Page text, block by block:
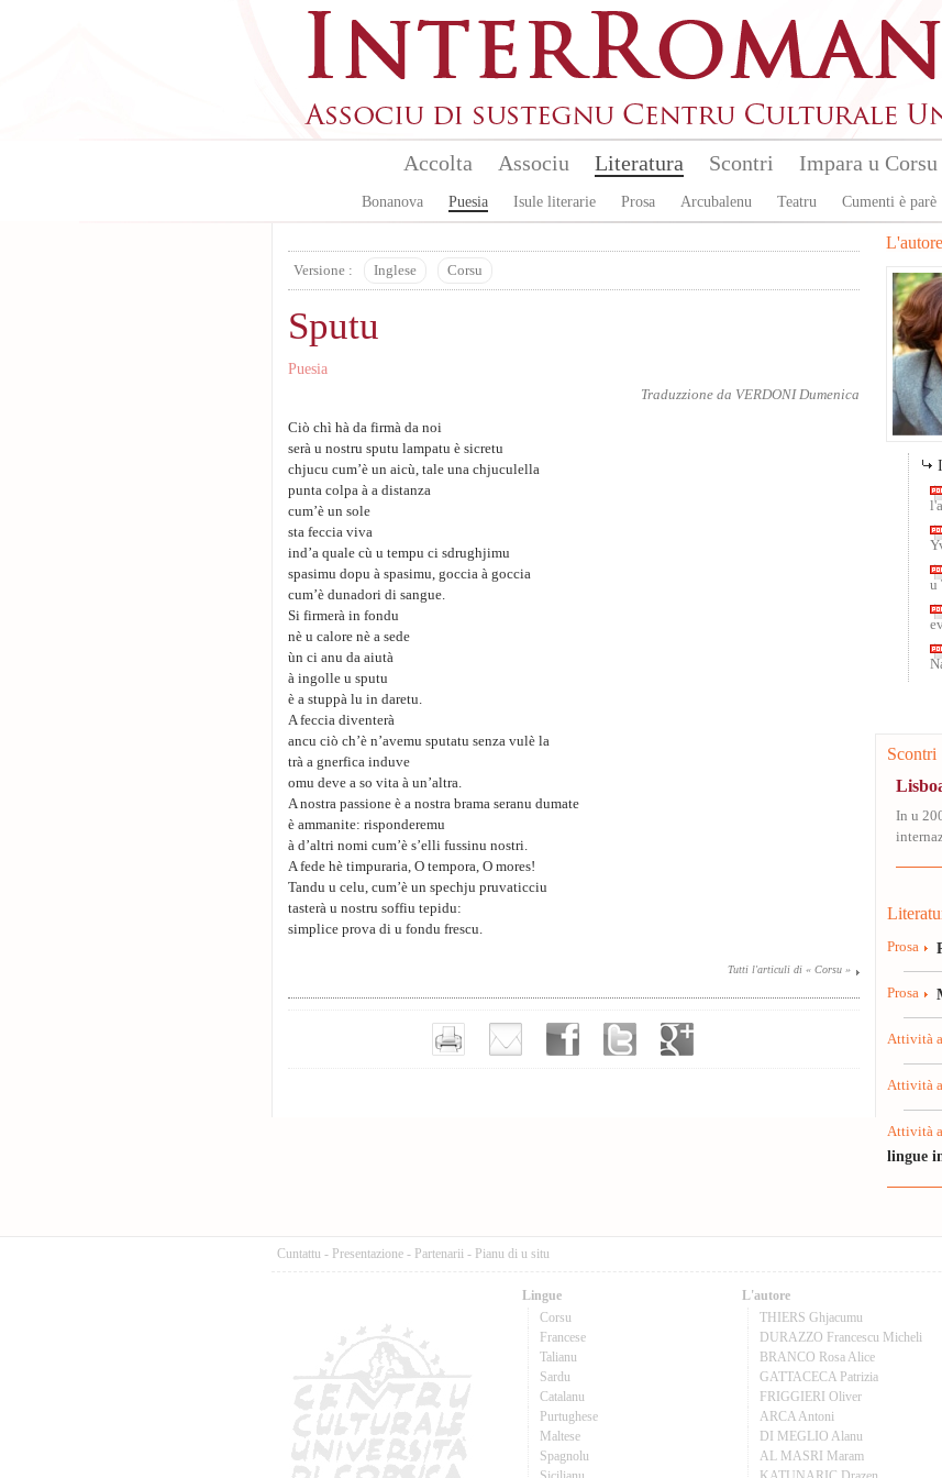
Accolta Associu Literatura
Bonanova Puesia Isule literarie Prosa Arcubalenu Teatru Cumenti è parè
Scontri Impara u Corsu
Versione : Inglese Corsu
Sputu
Puesia
Traduzzione da VERDONI Dumenica
Ciò chì hà da firmà da noi
serà u nostru sputu lampatu è sicretu
chjucu cum’è un aicù, tale una chjuculella
punta colpa à a distanza
cum’è un sole
sta feccia viva
ind’a quale cù u tempu ci sdrughjimu
spasimu dopu à spasimu, goccia à goccia
cum’è dunadori di sangue.
Si firmerà in fondu
nè u calore nè a sede
ùn ci anu da aiutà
à ingolle u sputu
è a stuppà lu in daretu.
A feccia diventerà
ancu ciò ch’è n’avemu sputatu senza vulè la
trà a gnerfica induve
omu deve a so vita à un’altra.
A nostra passione è a nostra brama seranu dumate
è ammanite: risponderemu
à d’altri nomi cum’è s’elli fussinu nostri.
A fede hè timpuraria, O tempora, O mores!
Tandu u celu, cum’è un spechju pruvaticciu
tasterà u nostru soffiu tepidu:
simplice prova di u fondu frescu.
Tutti l'articuli di « Corsu »
L'autore
u
Scontri
In u
Prosa
Prosa
Attività
Attività
Attività
lingue
Cuntattu - Presentazione - Partenarii - Pianu di u situ
Lingue
Corsu
Francese
Talianu
Sardu
Catalanu
Purtughese
Maltese
Spagnolu
L'autore
THIERS Ghjacumu
DURAZZO Francescu Micheli
BRANCO Rosa Alice
GATTACECA Patrizia
FRIGGIERI Oliver
ARCA Antoni
DI MEGLIO Alanu
AL MASRI Maram